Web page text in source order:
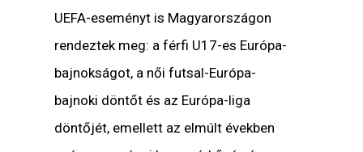
UEFA-eseményt is Magyarországon
rendeztek meg: a férfi U17-es Európa-
bajnokságot, a női futsal-Európa-
bajnoki döntőt és az Európa-liga
döntőjét, emellett az elmúlt években